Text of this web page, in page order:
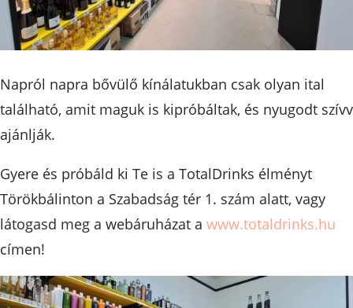
Napról napra bővülő kínálatukban csak olyan ital
található, amit maguk is kipróbáltak, és nyugodt
ajánlják.
Gyere és próbáld ki Te is a TotalDrinks élményt
Törökbálinton a Szabadság tér 1. szám alatt, vagy
látogasd meg a webáruházat a www.totaldrinks.hu
címen!